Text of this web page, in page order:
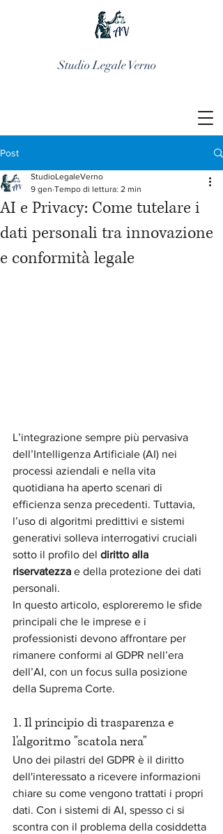
Studio Legale Verno
Post
AI e Privacy: Come tutelare i
dati personali tra innovazione
e conformità legale
StudioLegaleVerno
9 gen Tempo di lettura: 2 min
L’integrazione sempre più pervasiva
dell’Intelligenza Artificiale (AI) nei
processi aziendali e nella vita
quotidiana ha aperto scenari di
efficienza senza precedenti. Tuttavia,
l’uso di algoritmi predittivi e sistemi
generativi solleva interrogativi cruciali
sotto il profilo del diritto alla
riservatezza e della protezione dei dati
personali.
In questo articolo, esploreremo le sfide
principali che le imprese e i
professionisti devono affrontare per
rimanere conformi al GDPR nell’era
dell’AI, con un focus sulla posizione
della Suprema Corte.
1. Il principio di trasparenza e
l'algoritmo "scatola nera"
Uno dei pilastri del GDPR è il diritto
dell'interessato a ricevere informazioni
chiare su come vengono trattati i propri
dati. Con i sistemi di AI, spesso ci si
scontra con il problema della cosiddetta